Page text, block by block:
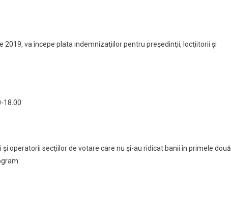
va începe plata indemnizaţiilor pentru preşedinţii, locţiitorii şi
18.00
operatorii secţiilor de votare care nu şi-au ridicat banii în primele două